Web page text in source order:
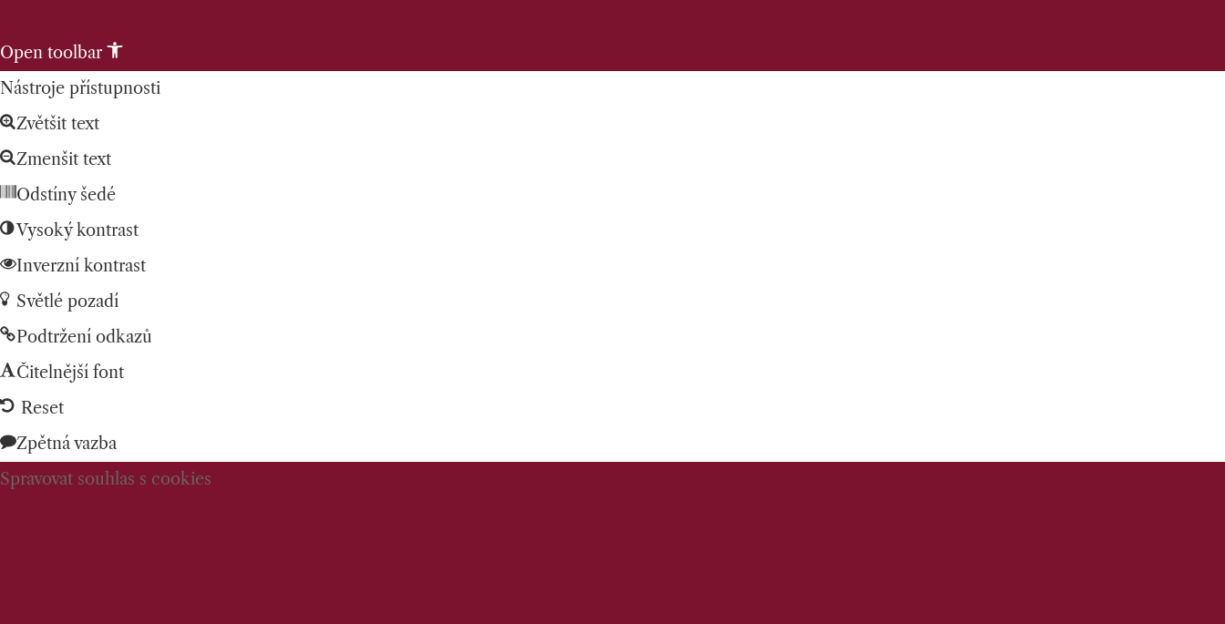
Open toolbar
Nástroje přístupnosti
Zvětšit text
Zmenšit text
Odstíny šedé
Vysoký kontrast
Inverzní kontrast
Světlé pozadí
Podtržení odkazů
Čitelnější font
Reset
Zpětná vazba
Spravovat souhlas s cookies